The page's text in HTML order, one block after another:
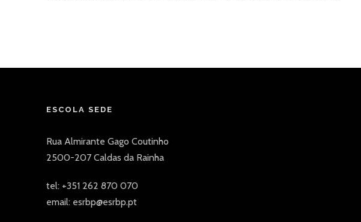
ESCOLA SEDE
Rua Almirante Gago Coutinho
2500-207 Caldas da Rainha
tel: +351 262 870 070
email: esrbp@esrbp.pt